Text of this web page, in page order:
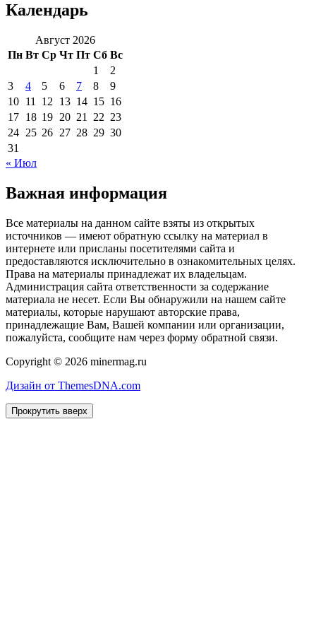
Календарь
Август 2026
Пн Вт Ср Чт Пт Сб Вс
1
2
3
4 5 6 7 8
9
10 11 12 13 14 15 16
17 18 19 20 21 22 23
24 25 26 27 28 29 30
31
« Июл
Важная информация
Все материалы на данном сайте взяты из открытых
источников — имеют обратную ссылку на материал в
интернете или присланы посетителями сайта и
предоставляются исключительно в ознакомительных целях.
Права на материалы принадлежат их владельцам.
Администрация сайта ответственности за содержание
материала не несет. Если Вы обнаружили на нашем сайте
материалы, которые нарушают авторские права,
принадлежащие Вам, Вашей компании или организации,
пожалуйста, сообщите нам через форму обратной связи.
Copyright © 2026 minermag.ru
Дизайн от ThemesDNA.com
Прокрутить вверх